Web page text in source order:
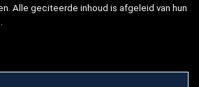
Alle geciteerde inhoud is afgeleid van hun